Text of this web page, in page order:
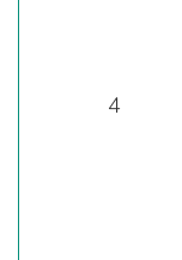
4